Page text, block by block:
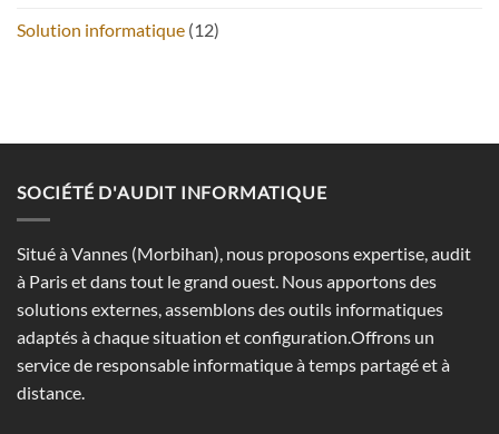
Solution informatique (12)
SOCIÉTÉ D'AUDIT INFORMATIQUE
Situé à Vannes (Morbihan), nous proposons expertise, audit
à Paris et dans tout le grand ouest. Nous apportons des
solutions externes, assemblons des outils informatiques
adaptés à chaque situation et configuration.Offrons un
service de responsable informatique à temps partagé et à
distance.